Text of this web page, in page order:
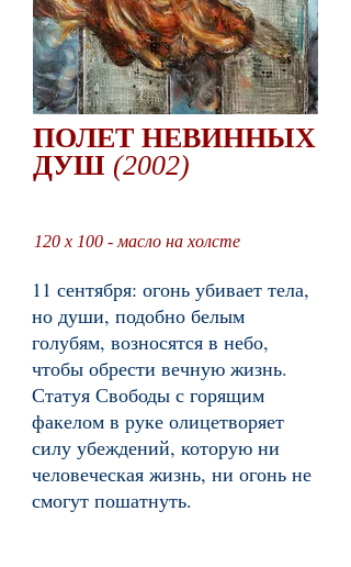
ПОЛЕТ НЕВИННЫХ
ДУШ (2002)
120 x 100 - масло на холсте
11 сентября: огонь убивает тела,
но души, подобно белым
голубям, возносятся в небо,
чтобы обрести вечную жизнь.
Статуя Свободы с горящим
факелом в руке олицетворяет
силу убеждений, которую ни
человеческая жизнь, ни огонь не
смогут пошатнуть.